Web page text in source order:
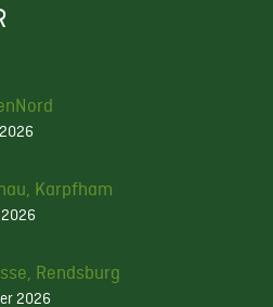
Karpfham
Rendsburg
2026